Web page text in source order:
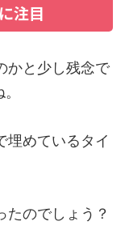
注目
かと少し残念で
埋めているタイ
たのでしょう？